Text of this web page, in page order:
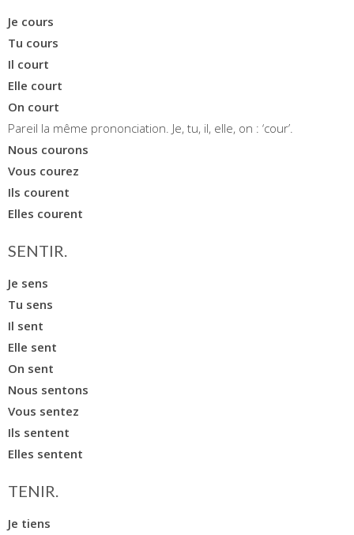
Je cours
Tu cours
Il court
Elle court
On court
Pareil la même prononciation. Je, tu, il, elle, on : ‘cour’.
Nous courons
Vous courez
Ils courent
Elles courent
SENTIR.
Je sens
Tu sens
Il sent
Elle sent
On sent
Nous sentons
Vous sentez
Ils sentent
Elles sentent
TENIR.
Je tiens